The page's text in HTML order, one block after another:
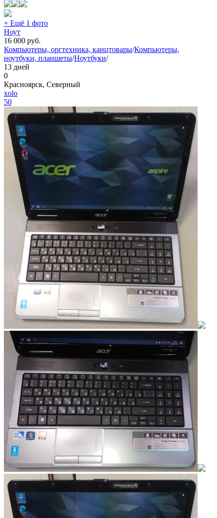
+ Ещё 1 фото
Ноут
16 000 руб.
Компьютеры, оргтехника, канцтовары/Компьютеры,
ноутбуки, планшеты/Ноутбуки/
13 дней
0
Красноярск, Северный
xolo
50